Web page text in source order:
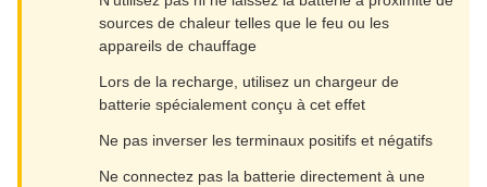
sources de chaleur telles que le feu ou les
appareils de chauffage
Lors de la recharge, utilisez un chargeur de
batterie spécialement conçu à cet effet
Ne pas inverser les terminaux positifs et négatifs
Ne connectez pas la batterie directement à une